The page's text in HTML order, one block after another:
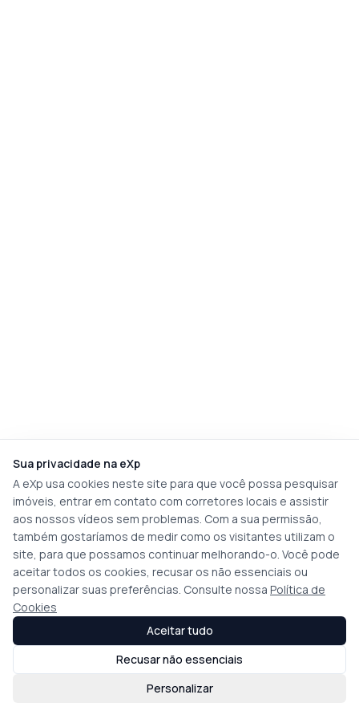
Sua privacidade na eXp
A eXp usa cookies neste site para que você possa pesquisar
imóveis, entrar em contato com corretores locais e assistir
aos nossos vídeos sem problemas. Com a sua permissão,
também gostaríamos de medir como os visitantes utilizam o
site, para que possamos continuar melhorando-o. Você pode
aceitar todos os cookies, recusar os não essenciais ou
personalizar suas preferências. Consulte nossa Política de
Cookies
Personalizar
Recusar não essenciais
Aceitar tudo